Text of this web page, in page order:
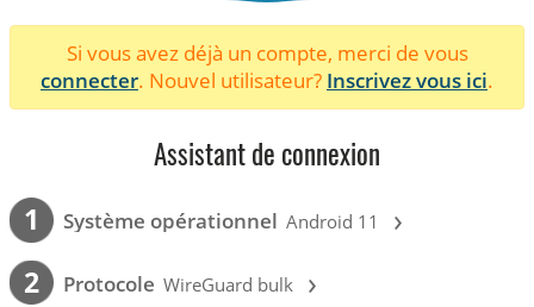
Si vous avez déjà un compte, merci de vous
connecter. Nouvel utilisateur? Inscrivez vous ici.
Assistant de connexion
1 Système opérationnel Android 11 ›
2 Protocole WireGuard bulk ›